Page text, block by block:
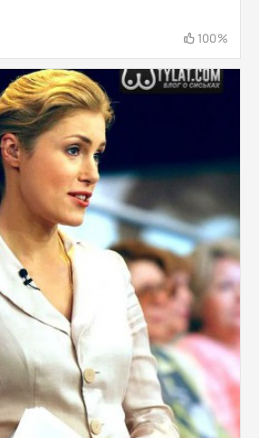
100%